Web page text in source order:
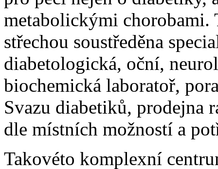
metabolickými chorobami.
střechou soustředěna
diabetologická, oční,
biochemická laboratoř,
Svazu diabetiků, prodejna
dle místních možností a
Takovéto komplexní